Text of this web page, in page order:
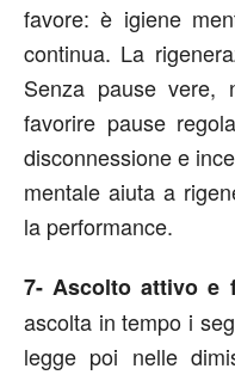
favore: è igiene
continua. La
Senza pause vere,
favorire pause
disconnessione e
mentale aiuta a
la performance.
7- Ascolto attivo e
ascolta in tempo i
legge poi nelle